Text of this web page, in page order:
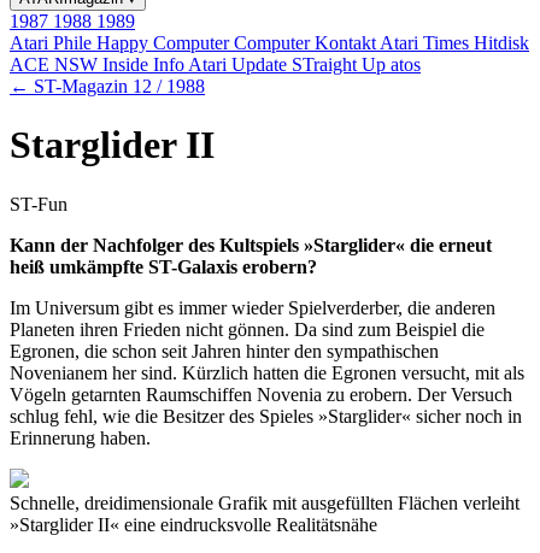
1987 1988 1989
Atari Phile Happy ComputerComputer Kontakt Atari Times Hitdisk
ACE NSW Inside Info Atari Update STraight Up atos
← ST-Magazin 12 / 1988
Starglider II
ST-Fun
Kann der Nachfolger des Kultspiels »Starglider« die erneut
heiß umkämpfte ST-Galaxis erobern?
Im Universum gibt es immer wieder Spielverderber, die anderen
Planeten ihren Frieden nicht gönnen. Da sind zum Beispiel die
Egronen, die schon seit Jahren hinter den sympathischen
Novenianem her sind. Kürzlich hatten die Egronen versucht, mit als
Vögeln getarnten Raumschiffen Novenia zu erobern. Der Versuch
schlug fehl, wie die Besitzer des Spieles »Starglider« sicher noch in
Erinnerung haben.
Schnelle, dreidimensionale Grafik mit ausgefüllten Flächen verleiht
»Starglider II« eine eindrucksvolle Realitätsnähe